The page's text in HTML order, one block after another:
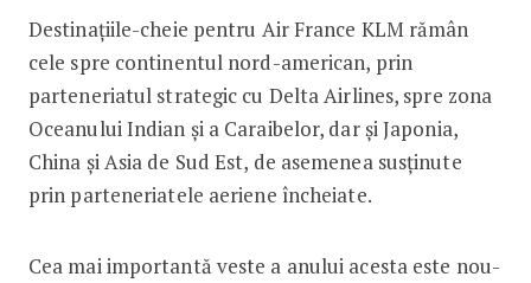
Destinațiile-cheie pentru Air France KLM rămân
cele spre continentul nord-american, prin
parteneriatul strategic cu Delta Airlines, spre zona
Oceanului Indian și a Caraibelor, dar și Japonia,
China și Asia de Sud Est, de asemenea susținute
prin parteneriatele aeriene încheiate.
Cea mai importantă veste a anului acesta este nou-